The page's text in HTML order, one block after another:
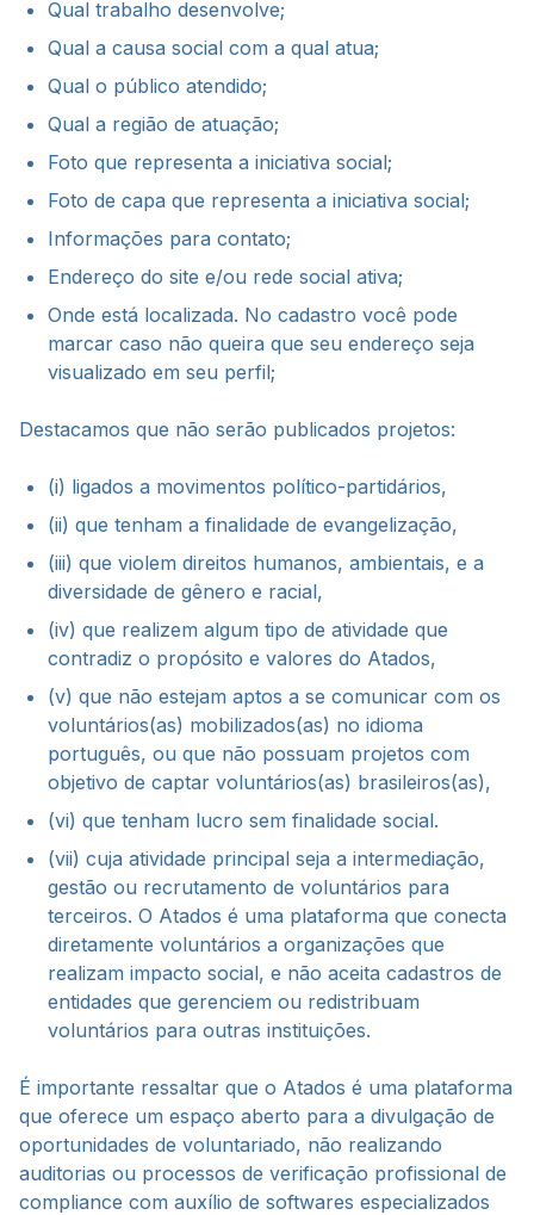
Qual trabalho desenvolve;
Qual a causa social com a qual atua;
Qual o público atendido;
Qual a região de atuação;
Foto que representa a iniciativa social;
Foto de capa que representa a iniciativa social;
Informações para contato;
Endereço do site e/ou rede social ativa;
Onde está localizada. No cadastro você pode
marcar caso não queira que seu endereço seja
visualizado em seu perfil;
Destacamos que não serão publicados projetos:
(i) ligados a movimentos político-partidários,
(ii) que tenham a finalidade de evangelização,
(iii) que violem direitos humanos, ambientais, e a
diversidade de gênero e racial,
(iv) que realizem algum tipo de atividade que
contradiz o propósito e valores do Atados,
(v) que não estejam aptos a se comunicar com os
voluntários(as) mobilizados(as) no idioma
português, ou que não possuam projetos com
objetivo de captar voluntários(as) brasileiros(as),
(vi) que tenham lucro sem finalidade social.
(vii) cuja atividade principal seja a intermediação,
gestão ou recrutamento de voluntários para
terceiros. O Atados é uma plataforma que conecta
diretamente voluntários a organizações que
realizam impacto social, e não aceita cadastros de
entidades que gerenciem ou redistribuam
voluntários para outras instituições.
É importante ressaltar que o Atados é uma plataforma
que oferece um espaço aberto para a divulgação de
oportunidades de voluntariado, não realizando
auditorias ou processos de verificação profissional de
compliance com auxílio de softwares especializados